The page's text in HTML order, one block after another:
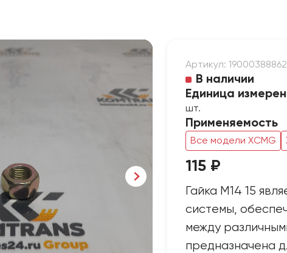
Артикул:
В наличии
Единица
шт.
Применяемость
Все модели XCMG
115 ₽
Гайка М14 15
системы,
между
предназначена